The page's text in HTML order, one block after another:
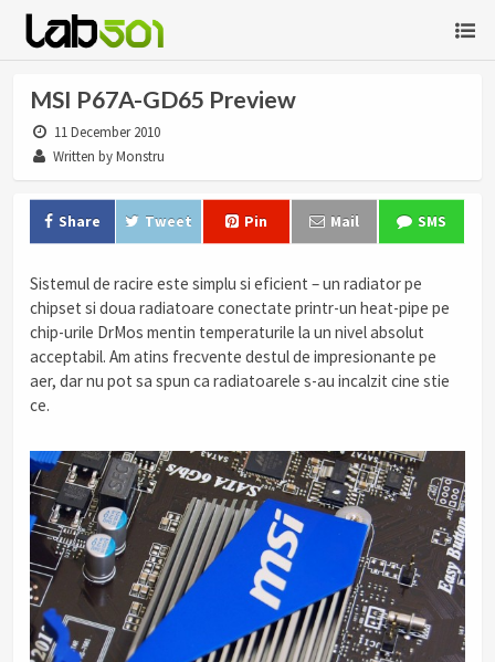
MSI P67A-GD65 Preview
11 December 2010
Written by Monstru
Share Tweet Pin Mail SMS
Sistemul de racire este simplu si eficient – un radiator pe
chipset si doua radiatoare conectate printr-un heat-pipe pe
chip-urile DrMos mentin temperaturile la un nivel absolut
acceptabil. Am atins frecvente destul de impresionante pe
aer, dar nu pot sa spun ca radiatoarele s-au incalzit cine stie
ce.